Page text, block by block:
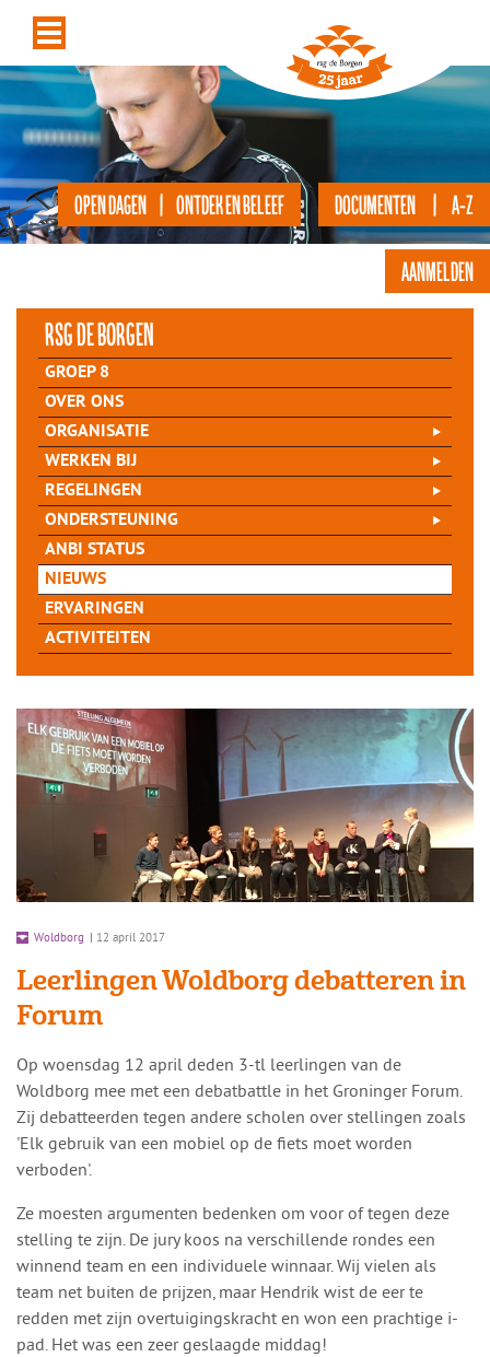
DOCUMENTEN | A-Z
OPEN DAGEN | ONTDEK EN BELEEF
AANMELDEN
rsg de Borgen
GROEP 8
OVER ONS
ORGANISATIE
WERKEN BIJ
REGELINGEN
ONDERSTEUNING
ANBI STATUS
NIEUWS
ERVARINGEN
ACTIVITEITEN
Woldborg | 12 april 2017
Leerlingen Woldborg debatteren in
Forum
​​Op woensdag 12 april deden 3-tl leerlingen van de
Woldborg mee met een debatbattle in het Groninger Forum.
Zij debatteerden tegen andere scholen over stellingen zoals
'Elk gebruik van een mobiel op de fiets moet worden
verboden'.
Ze moesten argumenten bedenken om voor of tegen deze
stelling te zijn. De jury koos na verschillende rondes een
winnend team en een individuele winnaar. Wij vielen als
team net buiten de prijzen, maar Hendrik wist de eer te
redden met zijn overtuigingskracht en won een prachtige i-
pad. Het was een zeer geslaagde middag!